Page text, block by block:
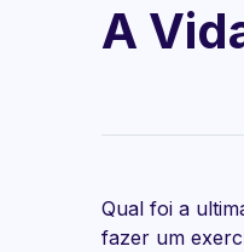
A
Qual foi a
fazer um